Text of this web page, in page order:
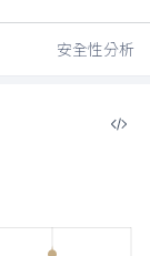
安全性分析